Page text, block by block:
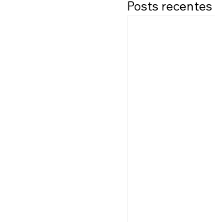
Posts recentes